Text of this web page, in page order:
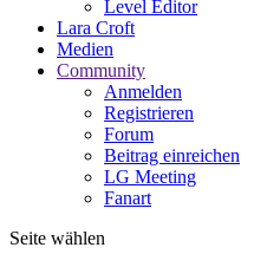
Level Editor
Lara Croft
Medien
Community
Anmelden
Registrieren
Forum
Beitrag einreichen
LG Meeting
Fanart
Seite wählen